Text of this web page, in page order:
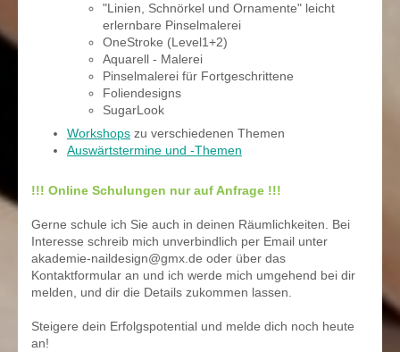
"Linien, Schnörkel und Ornamente" leicht
erlernbare Pinselmalerei
OneStroke (Level1+2)
Aquarell - Malerei
Pinselmalerei für Fortgeschrittene
Foliendesigns
SugarLook
Workshops zu verschiedenen Themen
Auswärtstermine und -Themen
!!! Online Schulungen nur auf Anfrage !!!
Gerne schule ich Sie auch in deinen Räumlichkeiten. Bei
Interesse schreib mich unverbindlich per Email unter
akademie-naildesign@gmx.de oder über das
Kontaktformular an und ich werde mich umgehend bei dir
melden, und dir die Details zukommen lassen.
Steigere dein Erfolgspotential und melde dich noch heute
an!